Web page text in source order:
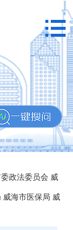
政法委员会 威
海市医保局 威